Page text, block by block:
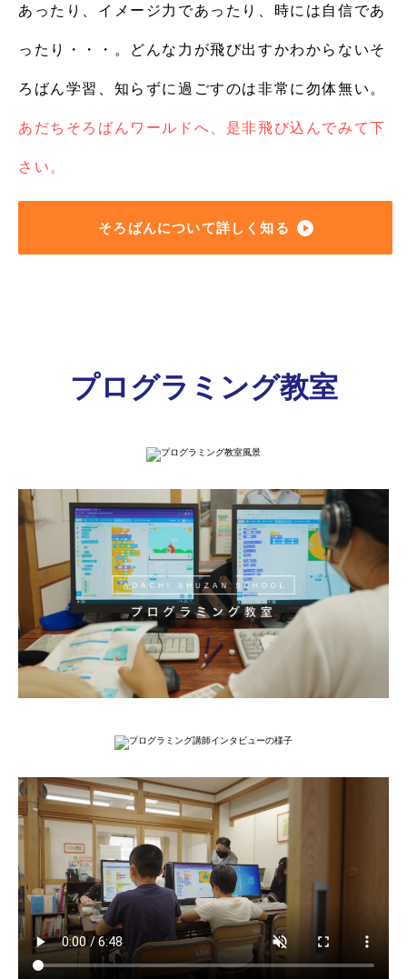
あったり、イメージ力であったり、時には自信であ
ったり・・・。どんな力が飛び出すかわからないそ
ろばん学習、知らずに過ごすのは非常に勿体無い。
あだちそろばんワールドへ、是非飛び込んでみて下
さい。
そろばんについて詳しく知る
プログラミング教室